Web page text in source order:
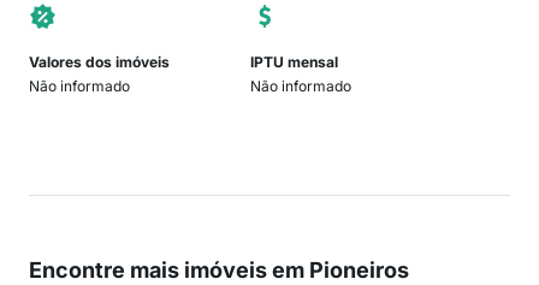
Valores dos imóveis
Não informado
IPTU mensal
Não informado
Encontre mais imóveis em Pioneiros